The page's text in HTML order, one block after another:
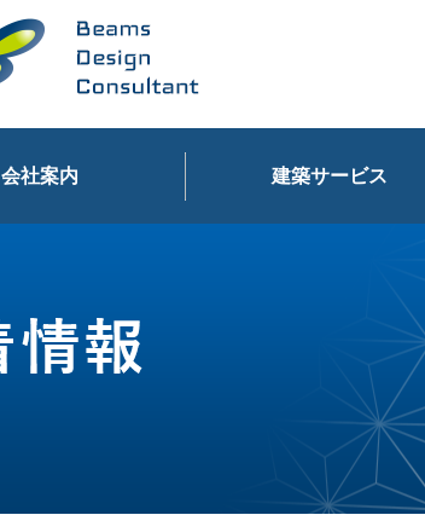
会社案内 建築サービス